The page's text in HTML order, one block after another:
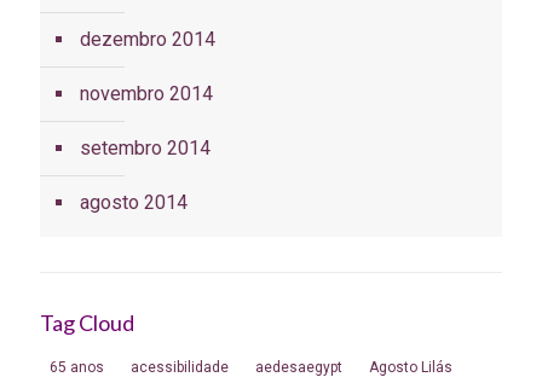
dezembro 2014
novembro 2014
setembro 2014
agosto 2014
Tag Cloud
65 anos acessibilidade aedesaegypt Agosto Lilás